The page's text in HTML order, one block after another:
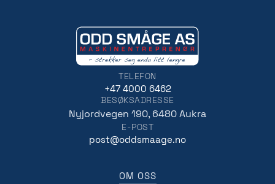
TELEFON
+47 4000 6462
BESØKSADRESSE
Nyjordvegen 190, 6480 Aukra
E-POST
post@oddsmaage.no
OM OSS